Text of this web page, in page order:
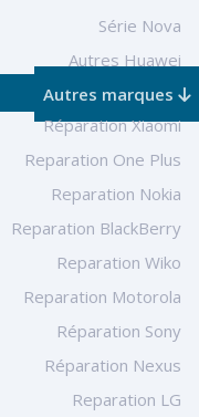
Série Nova
Autres Huawei
Autres marques
Réparation Xiaomi
Reparation One Plus
Reparation Nokia
Reparation BlackBerry
Reparation Wiko
Reparation Motorola
Réparation Sony
Réparation Nexus
Reparation LG